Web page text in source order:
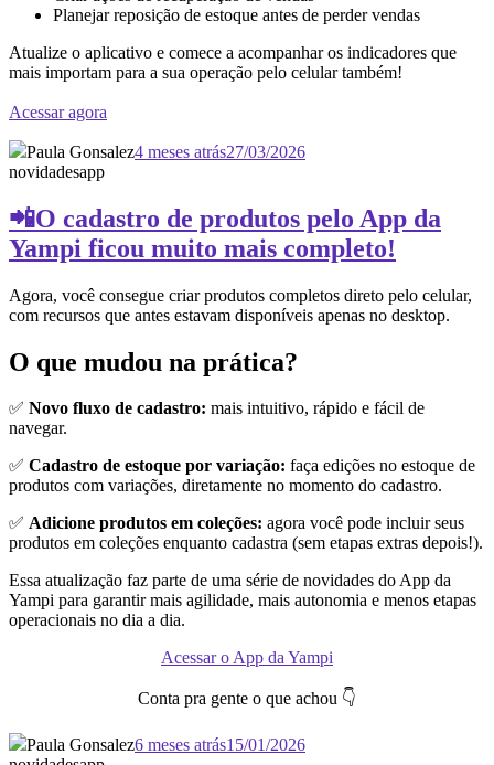
Planejar reposição de estoque antes de perder vendas
Atualize o aplicativo e comece a acompanhar os indicadores que
mais importam para a sua operação pelo celular também!
Acessar agora
Paula Gonsalez4 meses atrás27/03/2026
novidadesapp
📲O cadastro de produtos pelo App da
Yampi ficou muito mais completo!
Agora, você consegue criar produtos completos direto pelo celular,
com recursos que antes estavam disponíveis apenas no desktop.
O que mudou na prática?
✅ Novo fluxo de cadastro: mais intuitivo, rápido e fácil de
navegar.
✅ Cadastro de estoque por variação: faça edições no estoque de
produtos com variações, diretamente no momento do cadastro.
✅ Adicione produtos em coleções: agora você pode incluir seus
produtos em coleções enquanto cadastra (sem etapas extras depois!).
Essa atualização faz parte de uma série de novidades do App da
Yampi para garantir mais agilidade, mais autonomia e menos etapas
operacionais no dia a dia.
Acessar o App da Yampi
Conta pra gente o que achou 👇
Paula Gonsalez6 meses atrás15/01/2026